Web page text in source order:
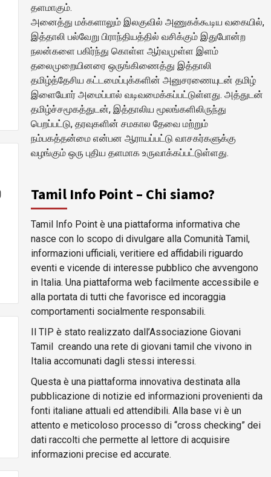
தளமாகும்.
அனைத்து மக்களாலும் இலகுவில் அணுகக்கூடிய வகையில்,
இத்தாலி பல்வேறு பிராந்தியத்தில் வசிக்கும் இதுபோன்ற
நலன்களை பகிர்ந்து கொள்ள ஆர்வமுள்ள இளம்
தலைமுறையினரை ஒருங்கிணைத்து இத்தாலி
தமிழ்த்தேசிய கட்டமைப்புக்களின் அனுசரணையுடன் தமிழ்
இளையோர் அமைப்பால் வடிவமைக்கப்பட்டுள்ளது. அத்துடன்
தமிழ்ச்சமூகத்துடன், இத்தாலிய மூலங்களிலிருந்து
பெறப்பட்டு, தரவுகளின் சமகால தேவை மற்றும்
நம்பகத்தன்மை என்பன ஆராயப்பட்டு வாசகர்களுக்கு
வழங்கும் ஒரு புதிய தளமாக உருவாக்கப்பட்டுள்ளது.
Tamil Info Point – Chi siamo?
Tamil Info Point è una piattaforma informativa che
nasce con lo scopo di divulgare alla Comunità Tamil,
informazioni ufficiali, veritiere ed affidabili riguardo
eventi e vicende di interesse pubblico che avvengono
in Italia. Una piattaforma web facilmente accessibile e
alla portata di tutti che favorisce ed incoraggia
comportamenti socialmente responsabili.
Il TIP è stato realizzato dall’Associazione Giovani
Tamil creando una rete di giovani tamil che vivono in
Italia accomunati dagli stessi interessi.
Questa è una piattaforma innovativa destinata alla
pubblicazione di notizie ed informazioni provenienti da
fonti italiane attuali ed attendibili. Alla base vi è un
attento e meticoloso processo di “cross checking” dei
dati raccolti che permette al lettore di acquisire
informazioni precise ed accurate.